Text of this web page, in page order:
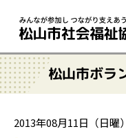
松山市ボラ
2013年08月11日（日曜